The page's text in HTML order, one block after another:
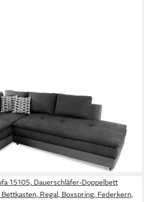
Federkern, Wellenunterfederung,
Mikrofaser Anthrazit/Kunstleder
€
bei dir
15105, Dauerschläfer-Doppelbett
Regal, Boxspring, Federkern,